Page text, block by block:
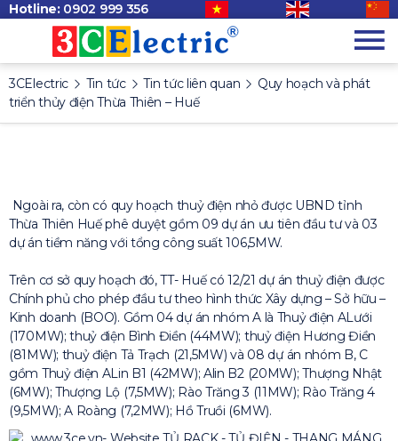
Hotline: 0902 999 356
3CElectric Tin tức Tin tức liên quan
Quy hoạch và phát
triển thủy điện Thừa Thiên – Huế
Ngoài ra, còn có quy hoạch thuỷ điện nhỏ được UBND tỉnh
Thừa Thiên Huế phê duyệt gồm 09 dự án ưu tiên đầu tư và 03
dự án tiềm năng với tổng công suất 106,5MW.
Trên cơ sở quy hoạch đó, TT- Huế có 12/21 dự án thuỷ điện được
Chính phủ cho phép đầu tư theo hình thức Xây dựng – Sở hữu –
Kinh doanh (BOO). Gồm 04 dự án nhóm A là Thuỷ điện ALưới
(170MW); thuỷ điện Bình Điền (44MW); thuỷ điện Hương Điền
(81MW); thuỷ điện Tả Trạch (21,5MW) và 08 dự án nhóm B, C
gồm Thuỷ điện ALin B1 (42MW); Alin B2 (20MW); Thượng Nhật
(6MW); Thượng Lộ (7,5MW); Rào Trăng 3 (11MW); Rào Trăng 4
(9,5MW); A Roàng (7,2MW); Hồ Truồi (6MW).